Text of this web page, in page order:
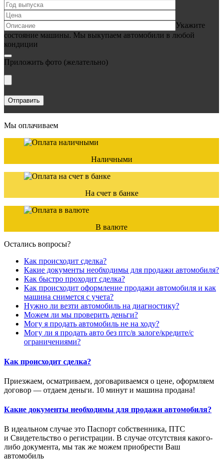
Укажите
состояние машины. Мы выкупаем автомобили в любой
кондиции
Приложить фото (желательно)
Мы оплачиваем
Наличными
На счет в банке
В валюте
Остались вопросы?
Как происходит сделка?
Какие документы необходимы для продажи автомобиля?
Как быстро проходит сделка?
Как происходит оформление продажи автомобиля и как
машина снимется с учета?
Нужно ли везти автомобиль на диагностику?
Можем ли мы проверить деньги?
Могу я продать автомобиль не на ходу?
Могу ли я продать авто без птс/в залоге/кредите/с
ограничениями?
Как происходит сделка?
Приезжаем, осматриваем, договариваемся о цене, оформляем
договор — отдаем деньги. 10 минут и машина продана!
Какие документы необходимы для продажи автомобиля?
В идеальном случае это Паспорт собственника, ПТС
и Свидетельство о регистрации. В случае отсутствия какого-
либо документа, мы так же можем приобрести Ваш
автомобиль